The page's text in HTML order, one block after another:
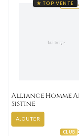
★ TOP VENTE
Alliance Homme
Sistine
AJOUTER
CLUB